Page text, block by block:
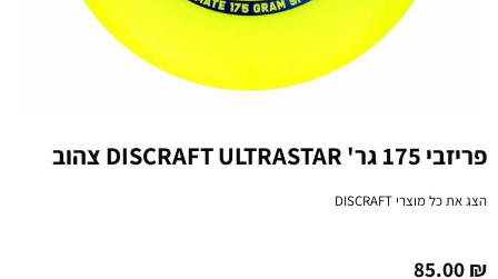
פריזבי 175 גר' DISCRAFT ULTRASTAR צהוב
הצג את כל מוצריDISCRAFT
85.00₪